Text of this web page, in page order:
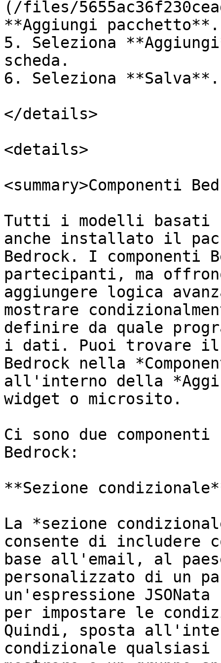
(/files/
**Aggiungi pacchetto**.
5. Seleziona
scheda.
6. Seleziona **Salva**.
</details>
<details>
<summary>Componenti
Tutti i modelli basati
anche installato il
Bedrock. I
partecipanti, ma
aggiungere logica
mostrare
definire da quale
i dati. Puoi trovare il
Bedrock nella
all'interno della
widget o microsito.
Ci sono due
Bedrock:
**Sezione
La *sezione
consente di includere
base all'email, al
personalizzato di un
un'espressione
per impostare le
Quindi, sposta
condizionale qualsiasi